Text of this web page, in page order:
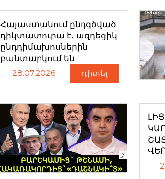
Հայաստանում ընդգծված
դիկտատուրա է․ ազդեցիկ
ընդդիմախոսներին
բանտարկում են
28.07.2026 դիտել